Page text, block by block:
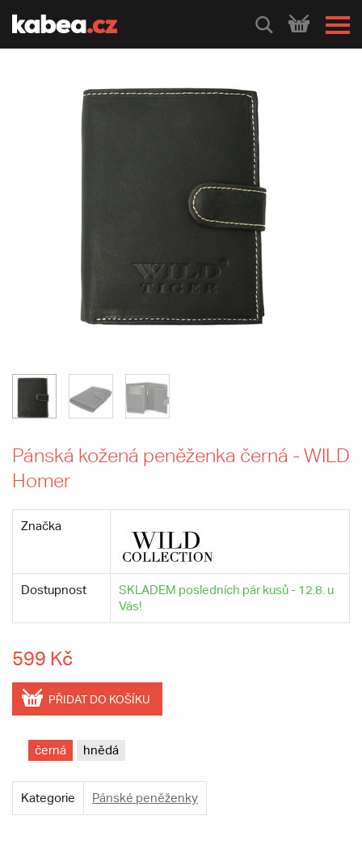
HLEDEJ
Pánská kožená peněženka černá - WILD
Homer
Značka
Dostupnost
SKLADEM posledních pár kusů - 12.8. u
Vás!
599 Kč
PŘIDAT DO KOŠÍKU
černá hnědá
Kategorie Pánské peněženky